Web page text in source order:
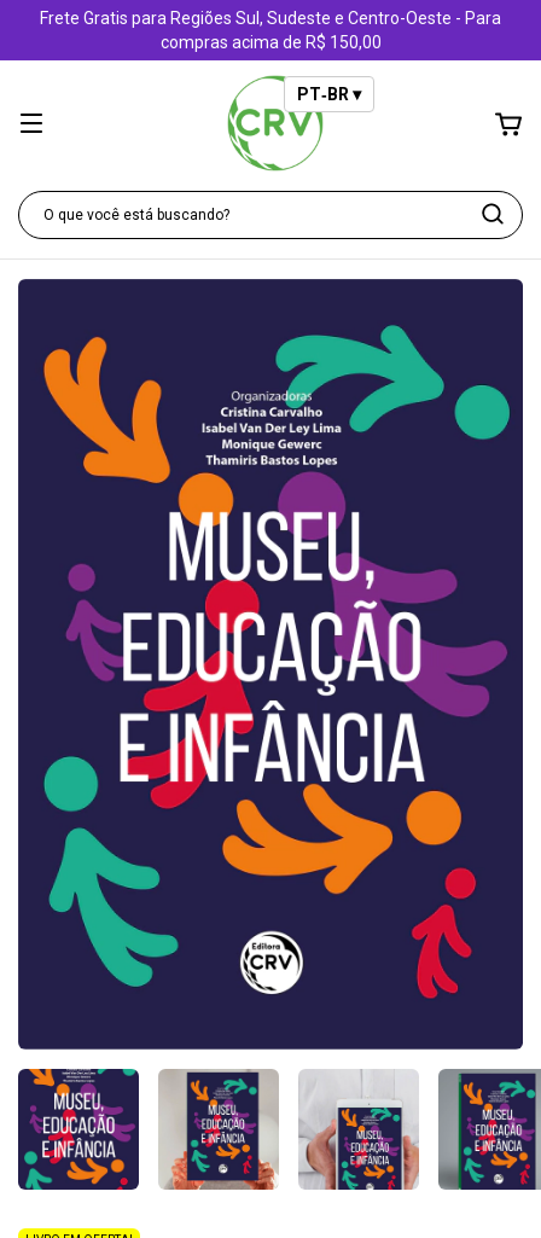
Frete Gratis para Regiões Sul, Sudeste e Centro-Oeste - Para
compras acima de R$ 150,00
PT‑BR ▾